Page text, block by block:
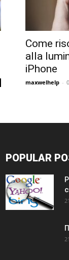
Come
alla
iPhone
maxwelhelp -
POPULAR